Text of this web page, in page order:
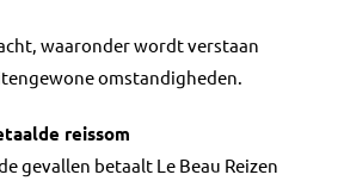
waaronder wordt verstaan
omstandigheden.
reissom
gevallen betaalt Le Beau Reizen